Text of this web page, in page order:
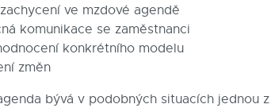
ve mzdové agendě
komunikace se zaměstnanci
konkrétního modelu
změn
bývá v podobných situacích jednou